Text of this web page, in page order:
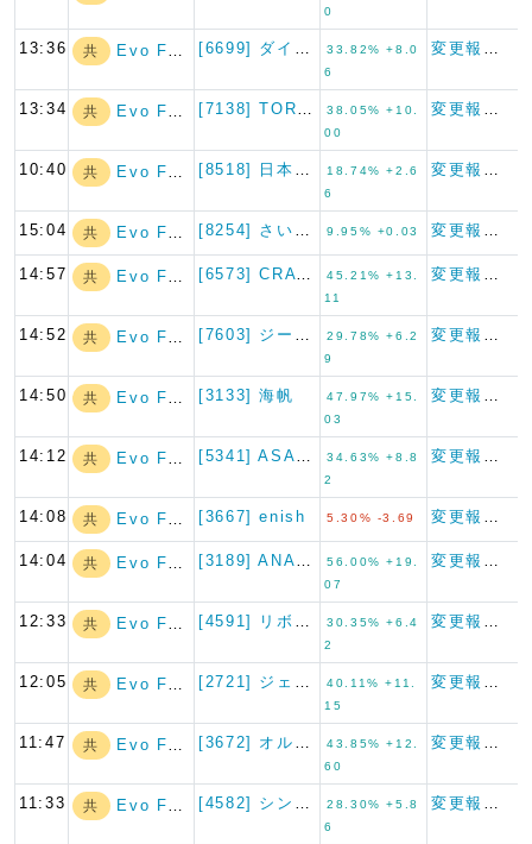
0
13:36 共 Evo Fund
33.82% +8.0
6
13:34 共 Evo Fund
38.05% +10.
00
10:40 共 Evo Fund
18.74% +2.6
6
15:04 共 Evo Fund 9.95% +0.03
14:57 共 Evo Fund
45.21% +13.
11
14:52 共 Evo Fund
29.78% +6.2
9
14:50 共 Evo Fund [3133] 海帆
47.97% +15.
03
14:12 共 Evo Fund
34.63% +8.8
2
14:08 共 Evo Fund [3667] enish 5.30% -3.69
14:04 共 Evo Fund
56.00% +19.
07
12:33 共 Evo Fund
30.35% +6.4
2
12:05 共 Evo Fund
40.11% +11.
15
11:47 共 Evo Fund
43.85% +12.
60
11:33 共 Evo Fund
28.30% +5.8
6